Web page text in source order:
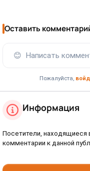
Оставить
😊 Написать
Пожалуйста,
Информация
Посетители, находящиеся
комментарии к данной